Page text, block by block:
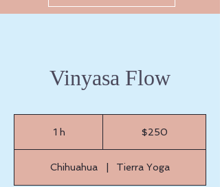
Vinyasa Flow
1 h $250
Chihuahua Tierra Yoga